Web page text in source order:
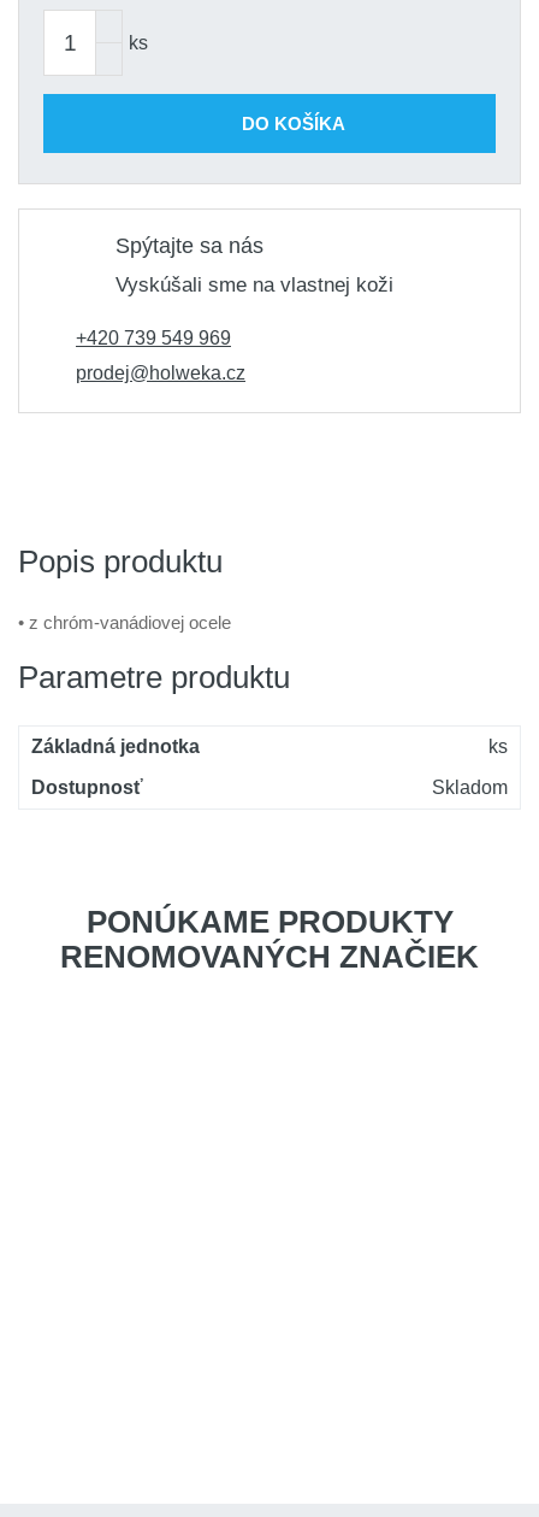
ks
DO KOŠÍKA
Spýtajte sa nás
Vyskúšali sme na vlastnej koži
+420 739 549 969
prodej@holweka.cz
Popis produktu
• z chróm-vanádiovej ocele
Parametre produktu
Základná jednotka
ks
Dostupnosť
Skladom
PONÚKAME PRODUKTY
RENOMOVANÝCH ZNAČIEK